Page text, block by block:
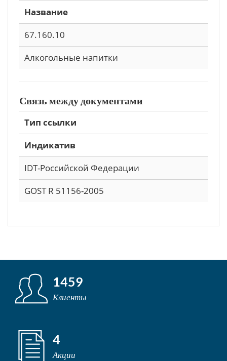
Название
67.160.10
Алкогольные напитки
Связь между документами
Тип ссылки
Индикатив
IDT-Российской Федерации
GOST R 51156-2005
1459
Клиенты
4
Акции